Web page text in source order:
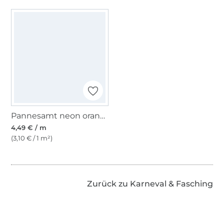
Pannesamt neon orange
4,49 € / m
(3,10 € / 1 m²)
Zurück zu Karneval & Fasching